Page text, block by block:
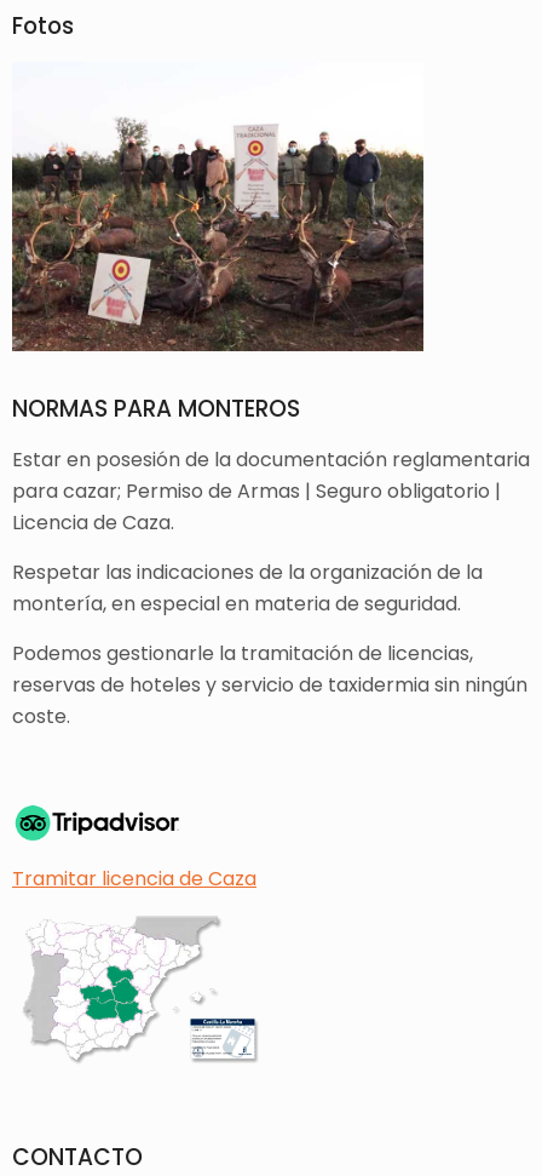
Fotos
NORMAS PARA MONTEROS
Estar en posesión de la documentación reglamentaria
para cazar; Permiso de Armas | Seguro obligatorio |
Licencia de Caza.
Respetar las indicaciones de la organización de la
montería, en especial en materia de seguridad.
Podemos gestionarle la tramitación de licencias,
reservas de hoteles y servicio de taxidermia sin ningún
coste.
Tramitar licencia de Caza
CONTACTO